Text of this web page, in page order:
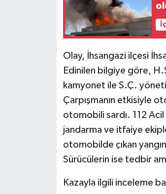
Olay, İhsangazi ilçesi
Edinilen bilgiye göre,
kamyonet ile S.Ç.
Çarpışmanın etkisiyle
otomobili sardı. 112
jandarma ve itfaiye
otomobilde çıkan
Sürücülerin ise tedbir
Kazayla ilgili inceleme